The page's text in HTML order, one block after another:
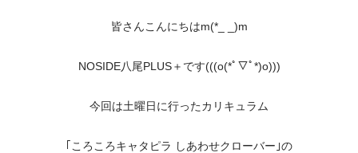
皆さんこんにちはm(*_ _)m
NOSIDE八尾PLUS＋です(((o(*ﾟ▽ﾟ*)o)))
今回は土曜日に行ったカリキュラム
｢ころころキャタピラ しあわせクローバー｣の